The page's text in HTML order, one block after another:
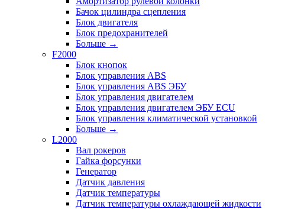
Бачок цилиндра сцепления
Блок двигателя
Блок предохранителей
Больше →
F2000
Блок кнопок
Блок управления ABS
Блок управления ABS ЭБУ
Блок управления двигателем
Блок управления двигателем ЭБУ ECU
Блок управления климатической установкой
Больше →
L2000
Вал рокеров
Гайка форсунки
Генератор
Датчик давления
Датчик температуры
Датчик температуры охлаждающей жидкости